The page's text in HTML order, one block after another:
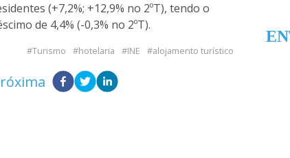
(+7,2%; +12,9% no 2ºT), tendo o
de 4,4% (-0,3% no 2ºT).
Turismo hotelaria INE alojamento turístico